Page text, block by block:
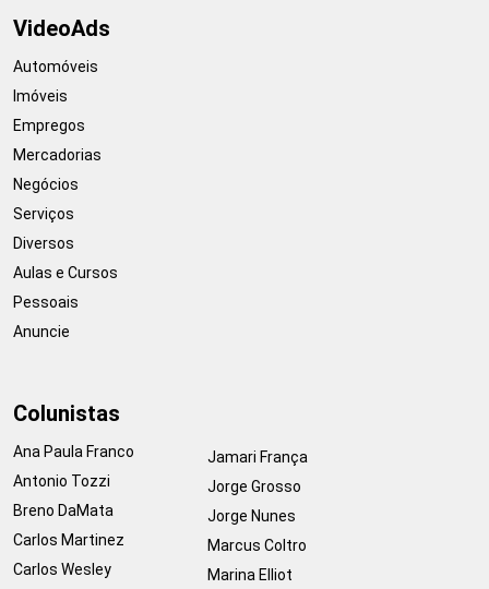
VideoAds
Automóveis
Imóveis
Empregos
Mercadorias
Negócios
Serviços
Diversos
Aulas e Cursos
Pessoais
Anuncie
Colunistas
Ana Paula Franco
Antonio Tozzi
Breno DaMata
Carlos Martinez
Carlos Wesley
Jamari França
Jorge Grosso
Jorge Nunes
Marcus Coltro
Marina Elliot